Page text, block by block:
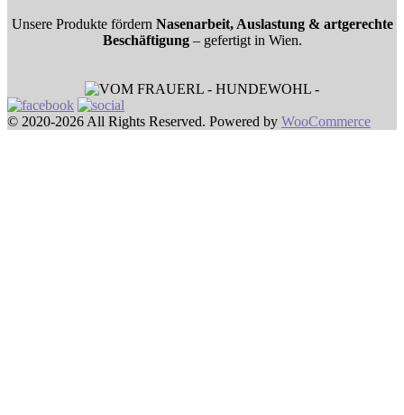
Unsere Produkte fördern Nasenarbeit, Auslastung & artgerechte
Beschäftigung– gefertigt in Wien.
© 2020-2026 All Rights Reserved. Powered by WooCommerce